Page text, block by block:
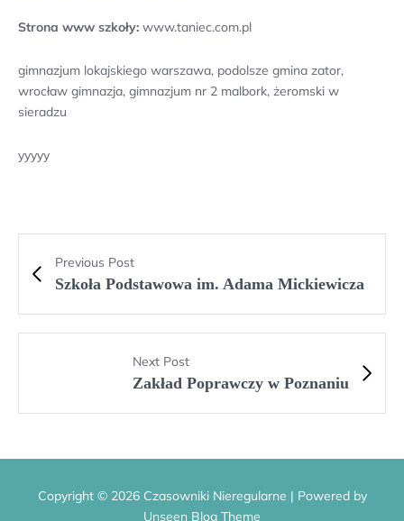
Strona www szkoły: www.taniec.com.pl
gimnazjum lokajskiego warszawa, podolsze gmina zator,
wrocław gimnazja, gimnazjum nr 2 malbork, żeromski w
sieradzu
yyyyy
Previous Post
Szkoła Podstawowa im. Adama Mickiewicza
Next Post
Zakład Poprawczy w Poznaniu
Copyright © 2026 Czasowniki Nieregularne | Powered by
Unseen Blog Theme